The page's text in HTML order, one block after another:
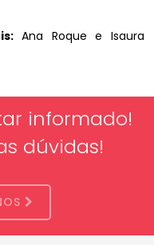
Ana Roque e Isaura
informado!
dúvidas!